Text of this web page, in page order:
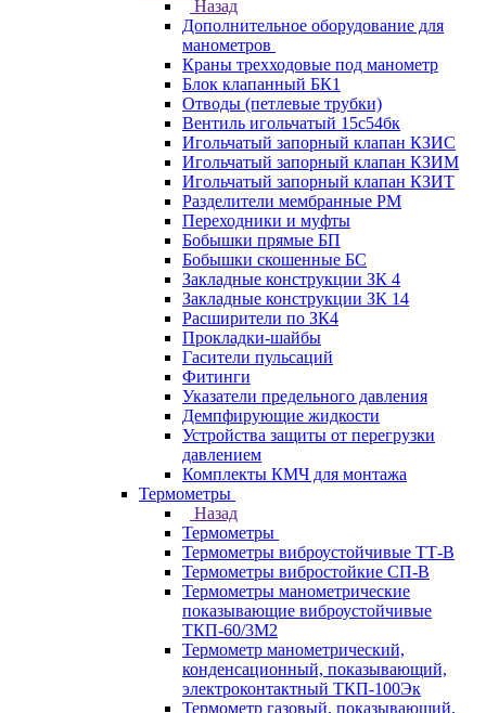
Назад
Дополнительное оборудование для
манометров
Краны трехходовые под манометр
Блок клапанный БК1
Отводы (петлевые трубки)
Вентиль игольчатый 15с54бк
Игольчатый запорный клапан КЗИС
Игольчатый запорный клапан КЗИМ
Игольчатый запорный клапан КЗИТ
Разделители мембранные РМ
Переходники и муфты
Бобышки прямые БП
Бобышки скошенные БС
Закладные конструкции ЗК 4
Закладные конструкции ЗК 14
Расширители по ЗК4
Прокладки-шайбы
Гасители пульсаций
Фитинги
Указатели предельного давления
Демпфирующие жидкости
Устройства защиты от перегрузки
давлением
Комплекты КМЧ для монтажа
Термометры
Назад
Термометры
Термометры виброустойчивые ТТ-В
Термометры вибростойкие СП-В
Термометры манометрические
показывающие виброустойчивые
ТКП-60/3М2
Термометр манометрический,
конденсационный, показывающий,
электроконтактный ТКП-100Эк
Термометр газовый, показывающий,